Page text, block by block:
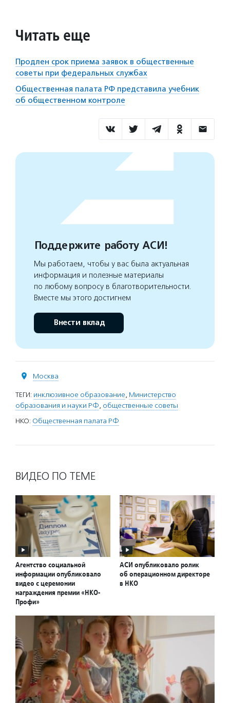
Читать еще
Продлен срок приема заявок в общественные
советы при федеральных службах
Общественная палата РФ представила учебник
об общественном контроле
Поддержите работу АСИ!
Мы работаем, чтобы у вас была актуальная
информация и полезные материалы
по любому вопросу в благотворительности.
Вместе мы этого достигнем
Внести вклад
Москва
ТЕГИ: инклюзивное образование, Министерство
образования и науки РФ, общественные советы
НКО: Общественная палата РФ
ВИДЕО ПО ТЕМЕ
Агентство социальной
информации опубликовало
видео с церемонии
награждения премии «НКО-
Профи»
АСИ опубликовало ролик
об операционном директоре
в НКО